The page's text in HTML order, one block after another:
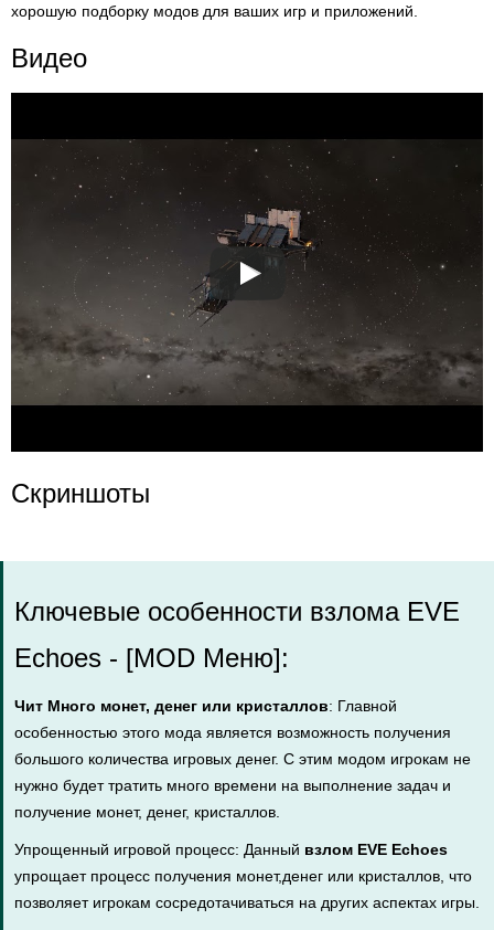
хорошую подборку модов для ваших игр и приложений.
Видео
Скриншоты
Ключевые особенности взлома EVE
Echoes - [MOD Меню]:
Чит Много монет, денег или кристаллов: Главной
особенностью этого мода является возможность получения
большого количества игровых денег. С этим модом игрокам не
нужно будет тратить много времени на выполнение задач и
получение монет, денег, кристаллов.
Упрощенный игровой процесс: Данный взлом EVE Echoes
упрощает процесс получения монет,денег или кристаллов, что
позволяет игрокам сосредотачиваться на других аспектах игры.